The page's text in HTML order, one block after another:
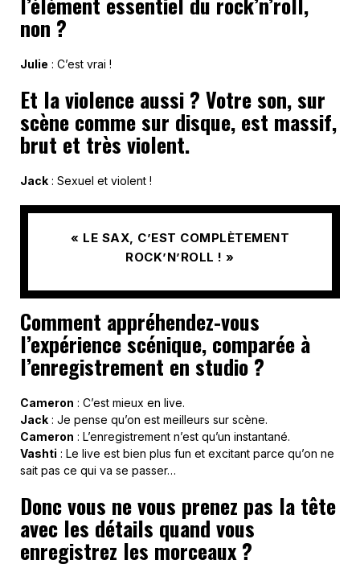
non ?
Julie : C’est vrai !
Et la violence aussi ? Votre son, sur
scène comme sur disque, est massif,
brut et très violent.
Jack : Sexuel et violent !
« LE SAX, C’EST COMPLÈTEMENT
ROCK’N’ROLL ! »
Comment appréhendez-vous
l’expérience scénique, comparée à
l’enregistrement en studio ?
Cameron : C’est mieux en live.
Jack : Je pense qu’on est meilleurs sur scène.
Cameron : L’enregistrement n’est qu’un instantané.
Vashti : Le live est bien plus fun et excitant parce qu’on ne
sait pas ce qui va se passer…
Donc vous ne vous prenez pas la tête
avec les détails quand vous
enregistrez les morceaux ?